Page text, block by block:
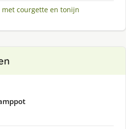
met courgette en tonijn